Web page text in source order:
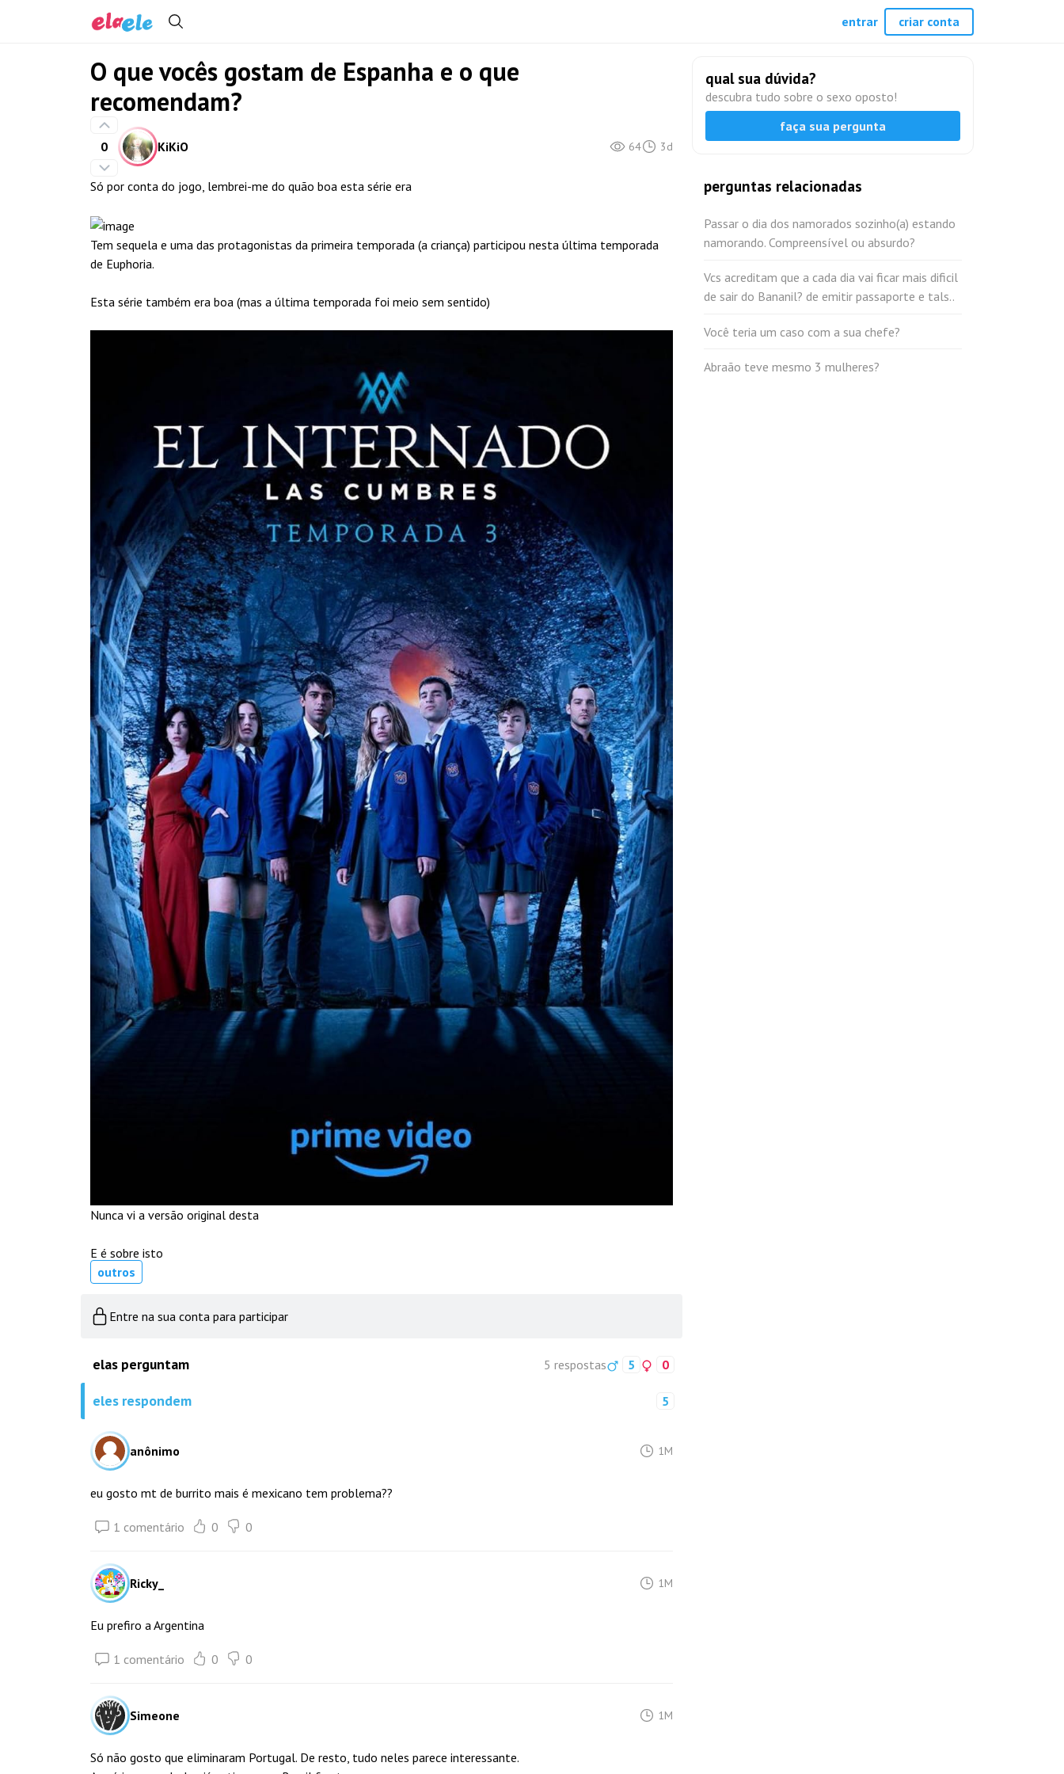
O que vocês gostam de Espanha e o que
recomendam?
0 KiKiO 64 3d
Só por conta do jogo, lembrei-me do quão boa esta série era
Tem sequela e uma das protagonistas da primeira temporada (a criança) participou nesta última temporada
de Euphoria.
Esta série também era boa (mas a última temporada foi meio sem sentido)
Nunca vi a versão original desta
E é sobre isto
outros
Entre na sua conta para participar
elas perguntam 5 respostas 5 0
eles respondem 5
anônimo 1M
eu gosto mt de burrito mais é mexicano tem problema??
1 comentário 0 0
Ricky_ 1M
Eu prefiro a Argentina
1 comentário 0 0
Simeone 1M
Só não gosto que eliminaram Portugal. De resto, tudo neles parece interessante.
qual sua dúvida?
descubra tudo sobre o sexo oposto!
faça sua pergunta
perguntas relacionadas
Passar o dia dos namorados sozinho(a) estando
namorando. Compreensível ou absurdo?
Vcs acreditam que a cada dia vai ficar mais dificil
de sair do Bananil? de emitir passaporte e tals..
Você teria um caso com a sua chefe?
Abraão teve mesmo 3 mulheres?
entrar criar conta